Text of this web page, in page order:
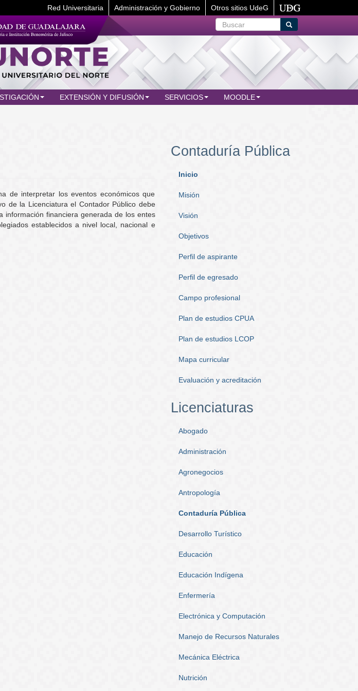
Red Universitaria Administración y Gobierno
Otros sitios UdeG
Buscar
Buscar
EXTENSIÓN Y DIFUSIÓN SERVICIOS MOODLE
de interpretar los eventos económicos que
de la Licenciatura el Contador Público debe
información financiera generada de los entes
establecidos a nivel local, nacional e
Contaduría Pública
Inicio
Misión
Visión
Objetivos
Perfil de aspirante
Perfil de egresado
Campo profesional
Plan de estudios CPUA
Plan de estudios LCOP
Mapa curricular
Evaluación y acreditación
Licenciaturas
Abogado
Administración
Agronegocios
Antropología
Contaduría Pública
Desarrollo Turístico
Educación
Educación Indígena
Enfermería
Electrónica y Computación
Manejo de Recursos Naturales
Mecánica Eléctrica
Nutrición